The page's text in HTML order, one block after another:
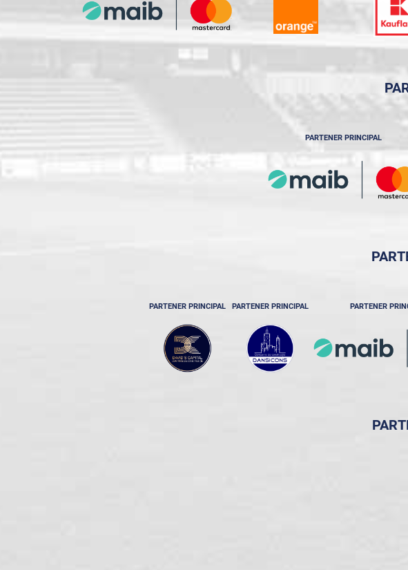
PARTENER PRINCIPAL
PARTENER PRINCIPAL PARTENER PRINCIPAL PARTENER